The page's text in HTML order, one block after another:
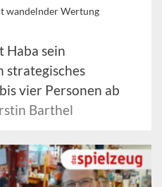
wandelnder Wertung
Haba sein
strategisches
vier Personen ab
Barthel